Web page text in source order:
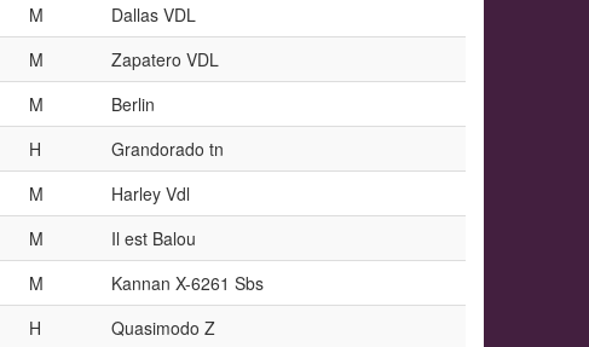
M
Dallas VDL
M
Zapatero VDL
M
Berlin
H
Grandorado tn
M
Harley Vdl
M
Il est Balou
M
Kannan X-6261 Sbs
H
Quasimodo Z